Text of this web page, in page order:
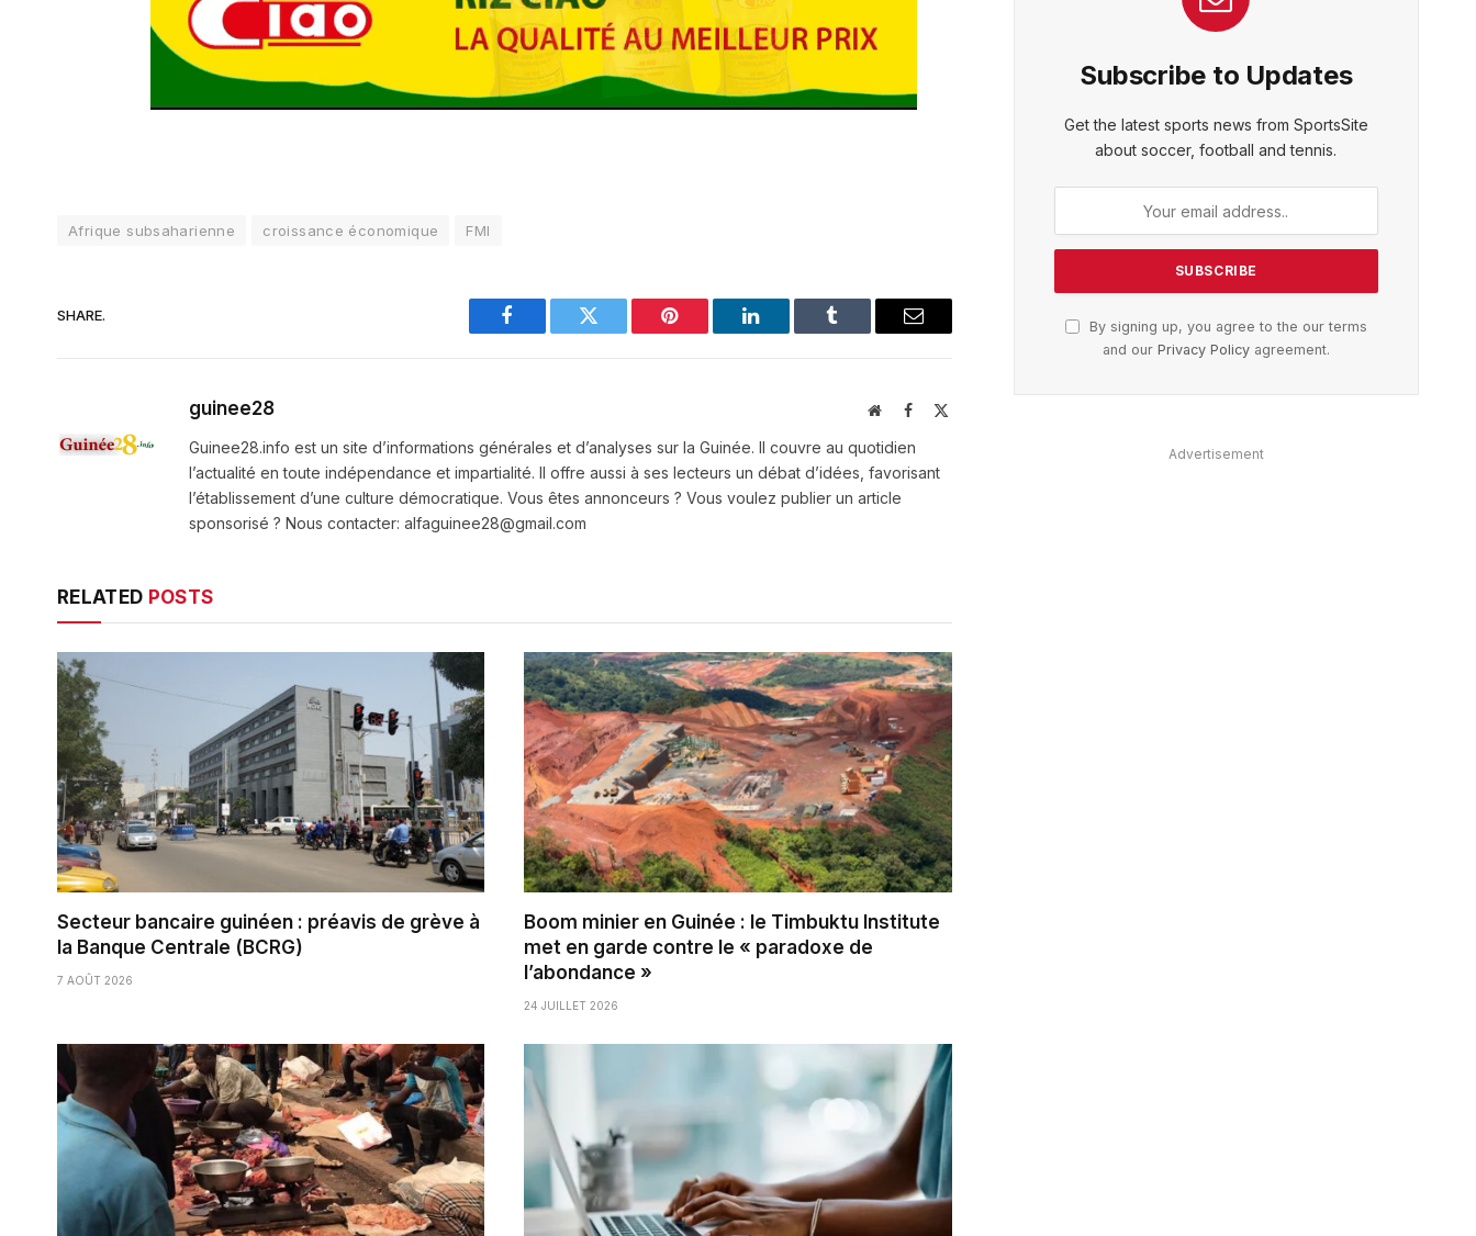
Afrique subsaharienne croissance économique FMI
SHARE.
Facebook Twitter Pinterest LinkedIn Tumblr Email
guinee28 WebsiteFacebook
X
Guinee28.info est un site d’informations générales et d’analyses sur la Guinée. Il couvre au quotidien
l’actualité en toute indépendance et impartialité. Il offre aussi à ses lecteurs un débat d’idées, favorisant
l’établissement d’une culture démocratique. Vous êtes annonceurs ? Vous voulez publier un article
sponsorisé ? Nous contacter: alfaguinee28@gmail.com
RELATED POSTS
Secteur bancaire guinéen : préavis de grève à
la Banque Centrale (BCRG)
7 AOÛT 2026
Boom minier en Guinée : le Timbuktu Institute
met en garde contre le « paradoxe de
l’abondance »
24 JUILLET 2026
Subscribe to Updates
Get the latest sports news from SportsSite
about soccer, football and tennis.
By signing up, you agree to the our terms
and our Privacy Policyagreement.
Advertisement